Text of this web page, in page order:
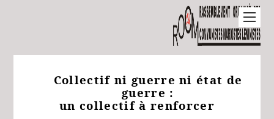
Collectif ni guerre ni état de
guerre :
un collectif à renforcer